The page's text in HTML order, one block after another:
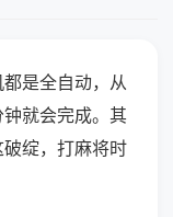
是全自动，从
就会完成。其
绽，打麻将时